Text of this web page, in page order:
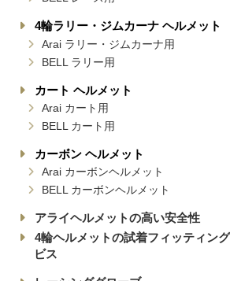
4輪ラリー・ジムカーナ ヘルメット
Arai ラリー・ジムカーナ用
BELL ラリー用
カート ヘルメット
Arai カート用
BELL カート用
カーボン ヘルメット
Arai カーボンヘルメット
BELL カーボンヘルメット
アライヘルメットの高い安全性
4輪ヘルメットの試着フィッティン
ビス